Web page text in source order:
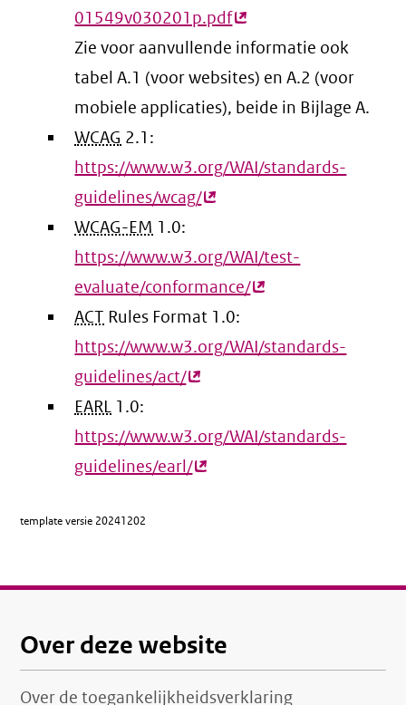
01549v030201p.pdf(externe
link)
Zie voor aanvullende informatie ook
tabel A.1 (voor websites) en A.2 (voor
mobiele applicaties), beide in Bijlage A.
WCAG 2.1:
https://www.w3.org/WAI/standards-
guidelines/wcag/(externe
WCAG-EM 1.0:
https://www.w3.org/WAI/test-
evaluate/conformance/(externe
ACT Rules Format 1.0:
https://www.w3.org/WAI/standards-
guidelines/act/(externe
EARL 1.0:
https://www.w3.org/WAI/standards-
guidelines/earl/(externe
template versie 20241202
Over deze website
Over de toegankelijkheidsverklaring